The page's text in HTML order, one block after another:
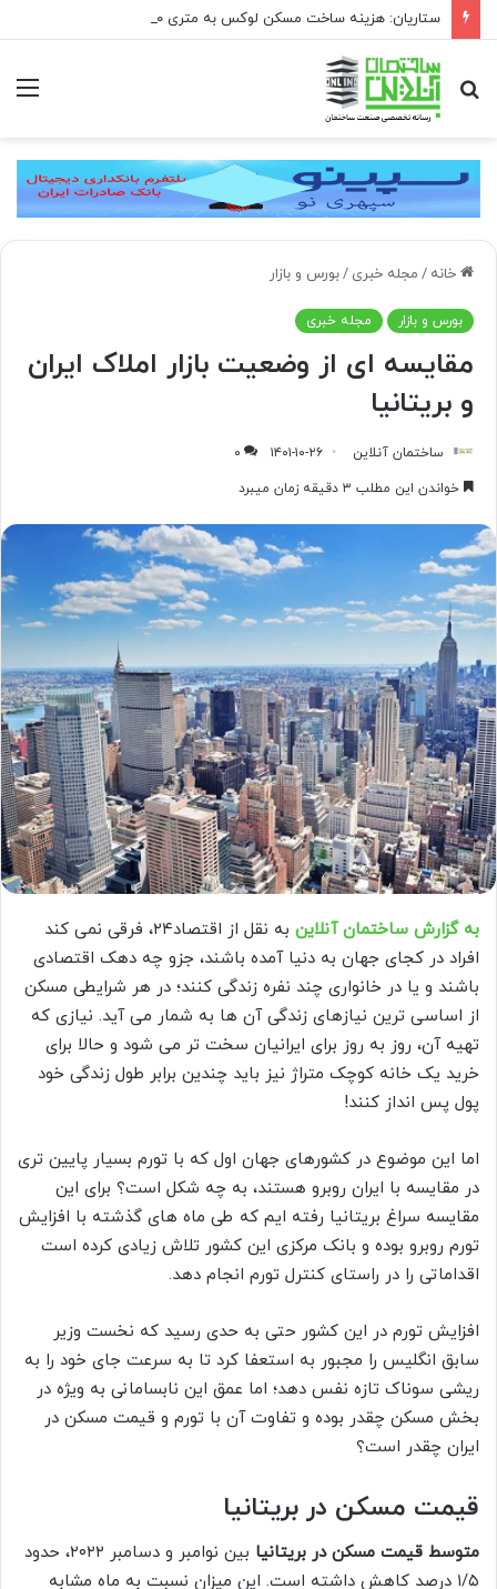
جستجو
برای
خانه / مجله خبری /بورس و بازار
بورس و بازار مجله خبری
مقایسه ای از وضعیت بازار املاک ایران
و بریتانیا
ساختمان آنلاین ۱۴۰۱-۱۰-۲۶
۰
خواندن این مطلب ۳ دقیقه زمان میبرد
به گزارش ساختمان آنلاین
به نقل از اقتصاد۲۴، فرقی نمی کند
افراد در کجای جهان به دنیا آمده باشند، جزو چه دهک اقتصادی
باشند و یا در خانواری چند نفره زندگی کنند؛ در هر شرایطی مسکن
از اساسی ترین نیاز‌های زندگی آن ها به شمار می آید. نیازی که
تهیه آن، روز به روز برای ایرانیان سخت تر می شود و حالا برای
خرید یک خانه کوچک متراژ نیز باید چندین برابر طول زندگی خود
پول پس انداز کنند!
اما این موضوع در کشور‌های جهان اول که با تورم بسیار پایین تری
در مقایسه با ایران روبرو هستند، به چه شکل است؟ برای این
مقایسه سراغ بریتانیا رفته ایم که طی ماه های گذشته با افزایش
تورم روبرو بوده و بانک مرکزی این کشور تلاش زیادی کرده است
اقداماتی را در راستای کنترل تورم انجام دهد.
افزایش تورم در این کشور حتی به حدی رسید که نخست وزیر
سابق انگلیس را مجبور به استعفا کرد تا به سرعت جای خود را به
ریشی سوناک تازه نفس دهد؛ اما عمق این نابسامانی به ویژه در
بخش مسکن چقدر بوده و تفاوت آن با تورم و قیمت مسکن در
ایران چقدر است؟
قیمت مسکن در بریتانیا
متوسط قیمت مسکن در بریتانیا
بین نوامبر و دسامبر ۲۰۲۲، حدود
۱/۵ درصد کاهش داشته است. این میزان نسبت به ماه مشابه